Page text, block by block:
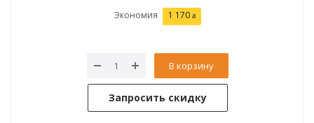
Экономия 1 170
В корзину
Запросить скидку